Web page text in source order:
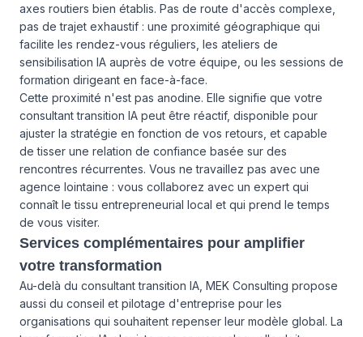
axes routiers bien établis. Pas de route d'accès complexe,
pas de trajet exhaustif : une proximité géographique qui
facilite les rendez-vous réguliers, les ateliers de
sensibilisation IA auprès de votre équipe, ou les sessions de
formation dirigeant en face-à-face.
Cette proximité n'est pas anodine. Elle signifie que votre
consultant transition IA peut être réactif, disponible pour
ajuster la stratégie en fonction de vos retours, et capable
de tisser une relation de confiance basée sur des
rencontres récurrentes. Vous ne travaillez pas avec une
agence lointaine : vous collaborez avec un expert qui
connaît le tissu entrepreneurial local et qui prend le temps
de vous visiter.
Services complémentaires pour amplifier
votre transformation
Au-delà du consultant transition IA, MEK Consulting propose
aussi du conseil et pilotage d'entreprise pour les
organisations qui souhaitent repenser leur modèle global. La